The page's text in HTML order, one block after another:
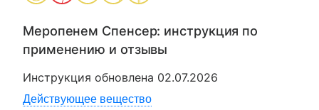
Меропенем Спенсер: инструкция по
применению и отзывы
Инструкция обновлена 02.07.2026
Действующее вещество